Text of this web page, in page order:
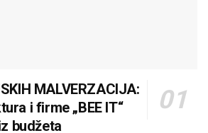
MALVERZACIJA:
i firme „BEE IT“
budžeta